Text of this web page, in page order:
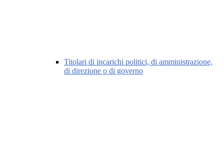
Titolari di incarichi politici, di amministrazione,
di direzione o di governo